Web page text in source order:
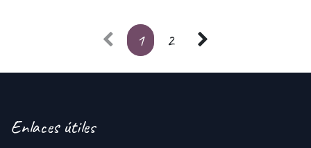
1 2
Enlaces útiles